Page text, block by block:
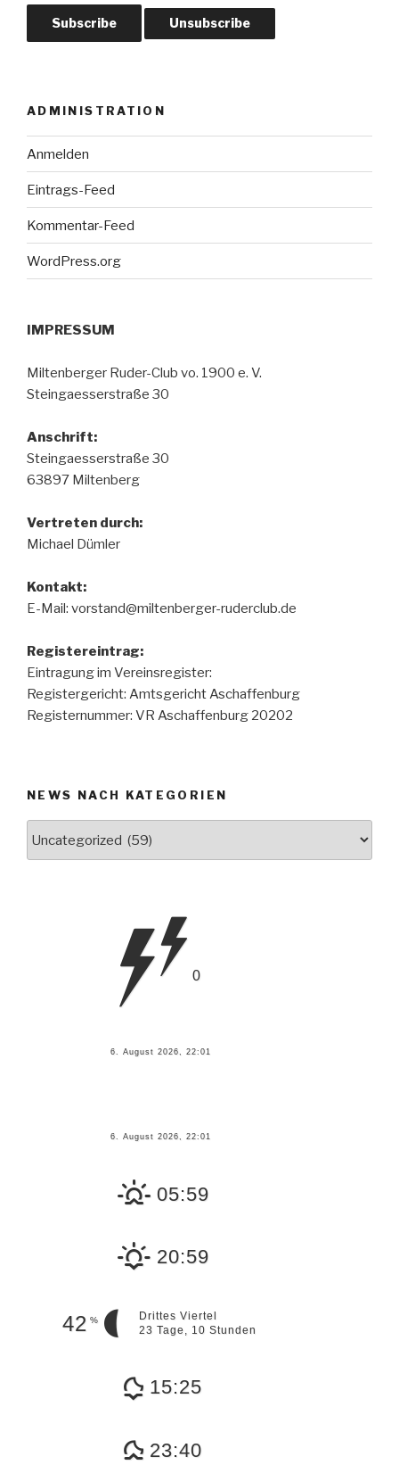
ADMINISTRATION
Anmelden
Eintrags-Feed
Kommentar-Feed
WordPress.org
IMPRESSUM
Miltenberger Ruder-Club vo. 1900 e. V.
Steingaesserstraße 30
Anschrift:
Steingaesserstraße 30
63897 Miltenberg
Vertreten durch:
Michael Dümler
Kontakt:
E-Mail: vorstand@miltenberger-ruderclub.de
Registereintrag:
Eintragung im Vereinsregister:
Registergericht: Amtsgericht Aschaffenburg
Registernummer: VR Aschaffenburg 20202
NEWS NACH KATEGORIEN
0
6. August 2026, 22:01
6. August 2026, 22:01
05:59
20:59
42 %
Drittes Viertel
23 Tage, 10 Stunden
15:25
23:40